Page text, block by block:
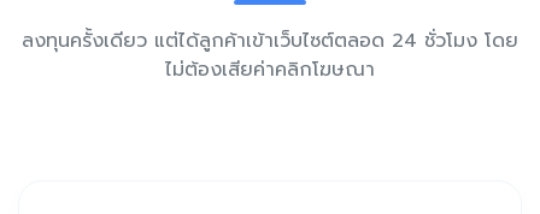
ลงทุนครั้งเดียว แต่ได้ลูกค้าเข้าเว็บไซต์ตลอด 24 ชั่วโมง โดย
ไม่ต้องเสียค่าคลิกโฆษณา